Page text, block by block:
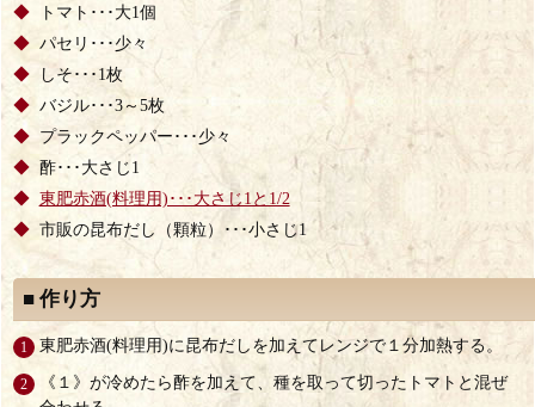
トマト･･･大1個
パセリ･･･少々
しそ･･･1枚
バジル･･･3～5枚
プラックペッパー･･･少々
酢･･･大さじ1
東肥赤酒(料理用)･･･大さじ1と1/2
市販の昆布だし（顆粒）･･･小さじ1
■ 作り方
東肥赤酒(料理用)に昆布だしを加えてレンジで１分加熱する。
《１》が冷めたら酢を加えて、種を取って切ったトマトと混ぜ